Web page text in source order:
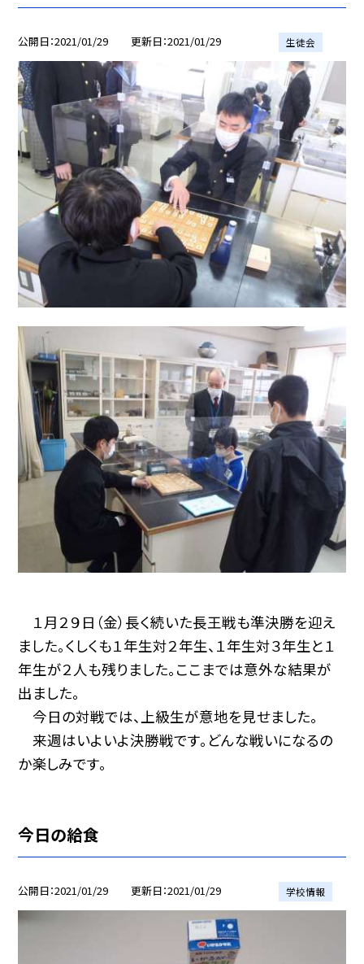
公開日 2021/01/29 更新日 2021/01/29 生徒会
１月２９日（金）長く続いた長王戦も準決勝を迎え
ました。くしくも１年生対２年生、１年生対３年生と１
年生が２人も残りました。ここまでは意外な結果が
出ました。
今日の対戦では、上級生が意地を見せました。
来週はいよいよ決勝戦です。どんな戦いになるの
か楽しみです。
今日の給食
公開日 2021/01/29 更新日 2021/01/29 学校情報